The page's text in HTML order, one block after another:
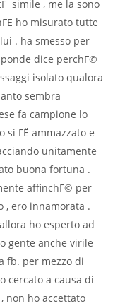
simile , me la sono
ho misurato tutte
. ha smesso per
dice perchГ©
isolato qualora
sembra
fa campione lo
si ГЁ ammazzato e
unitamente
buona fortuna .
affinchГ© per
, ero innamorata .
ho esperto ad
gente anche virile
fb. per mezzo di
cercato a causa di
non ho accettato